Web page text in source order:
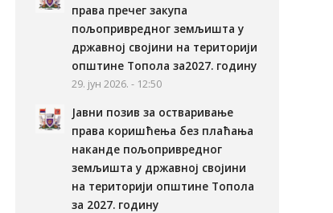
права пречег закупа
пољопривредног земљишта у
државној својини на територији
општине Топола за2027. годину
29. јун 2026. - 12:50
Јавни позив за остваривање
права коришћења без плаћања
наканде пољопривредног
земљишта у државној својини
на територији општине Топола
за 2027. годину